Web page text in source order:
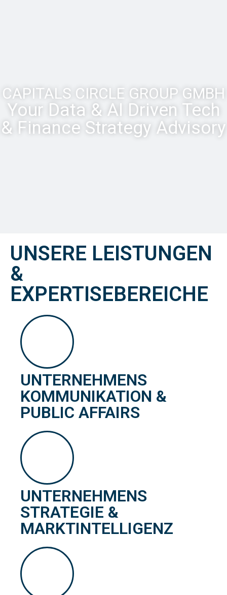
CAPITALS CIRCLE GROUP GMBH
Your Data & AI Driven Tech
& Finance Strategy Advisory
UNSERE LEISTUNGEN
&
EXPERTISEBEREICHE
UNTERNEHMENS
KOMMUNIKATION &
PUBLIC AFFAIRS
UNTERNEHMENS
STRATEGIE &
MARKTINTELLIGENZ